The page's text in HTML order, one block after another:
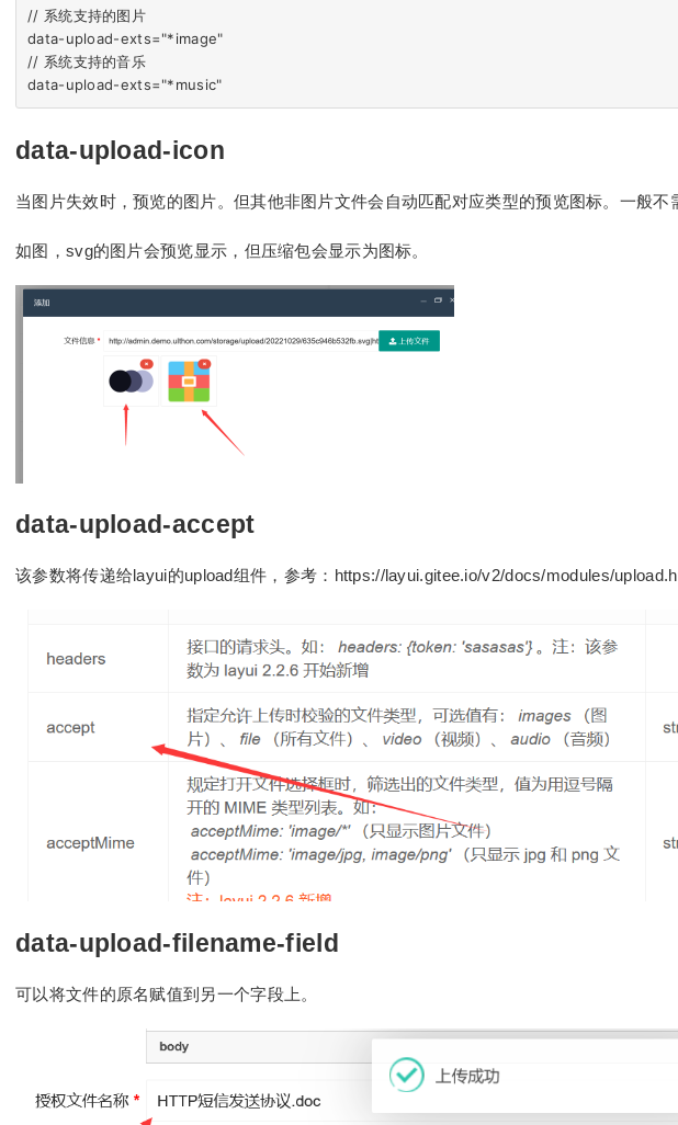
// 系统支持的图片
data-upload-exts="*image"
// 系统支持的音乐
data-upload-icon
当图片失效时，预览的图片。但其他非图片文件会自动匹配对应类型的预览图标。一般不
如图，svg的图片会预览显示，但压缩包会显示为图标。
data-upload-accept
该参数将传递给layui的upload组件，参考：https://layui.gitee.io/v2/docs/modules/
data-upload-filename-field
可以将文件的原名赋值到另一个字段上。